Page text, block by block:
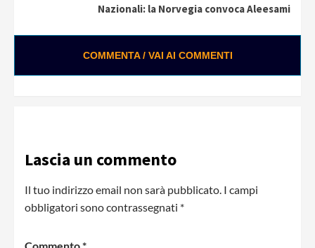
Nazionali: la Norvegia convoca Aleesami
COMMENTA / VAI AI COMMENTI
0:01 / 0:28
Lascia un commento
Il tuo indirizzo email non sarà pubblicato. I campi
obbligatori sono contrassegnati *
Commento*